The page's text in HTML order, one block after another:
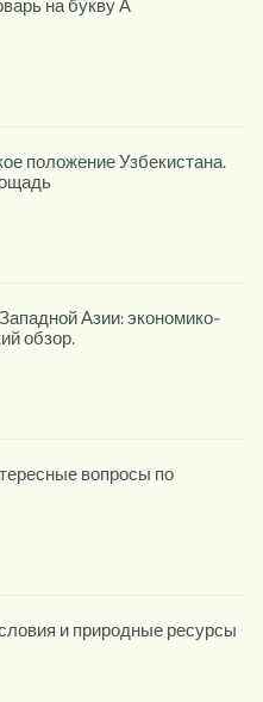
положение Узбекистана.
Азии: экономико-
обзор.
вопросы по
и природные ресурсы